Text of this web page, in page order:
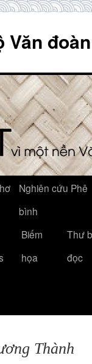
Văn
Nghiên cứu Phê
bình
Biếm
họa
Thư
đọc
Thành